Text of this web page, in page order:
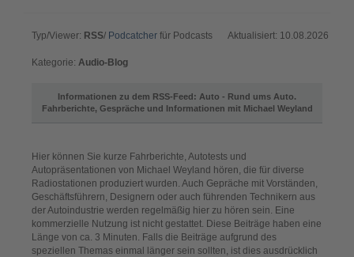
Typ/Viewer: RSS/ Podcatcher für Podcasts Aktualisiert: 10.08.2026
Kategorie: Audio-Blog
Informationen zu dem RSS-Feed: Auto - Rund ums Auto.
Fahrberichte, Gespräche und Informationen mit Michael Weyland
Hier können Sie kurze Fahrberichte, Autotests und
Autopräsentationen von Michael Weyland hören, die für diverse
Radiostationen produziert wurden. Auch Gepräche mit Vorständen,
Geschäftsführern, Designern oder auch führenden Technikern aus
der Autoindustrie werden regelmäßig hier zu hören sein. Eine
kommerzielle Nutzung ist nicht gestattet. Diese Beiträge haben eine
Länge von ca. 3 Minuten. Falls die Beiträge aufgrund des
speziellen Themas einmal länger sein sollten, ist dies ausdrücklich